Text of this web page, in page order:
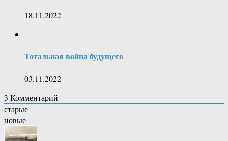
18.11.2022
Тотальная война будущего
03.11.2022
3 Комментарий
старые
новые